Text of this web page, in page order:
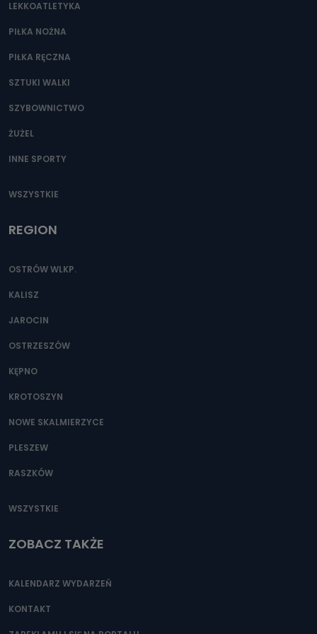
e-mailowo pod adresem: poczta@tvproart.pl
LEKKOATLETYKA
PIŁKA NOŻNA
PIŁKA RĘCZNA
SZTUKI WALKI
SZYBOWNICTWO
ŻUŻEL
INNE SPORTY
WSZYSTKIE
REGION
OSTRÓW WLKP.
KALISZ
JAROCIN
OSTRZESZÓW
KĘPNO
KROTOSZYN
NOWE SKALMIERZYCE
PLESZEW
RASZKÓW
WSZYSTKIE
ZOBACZ TAKŻE
KALENDARZ WYDARZEŃ
KONTAKT